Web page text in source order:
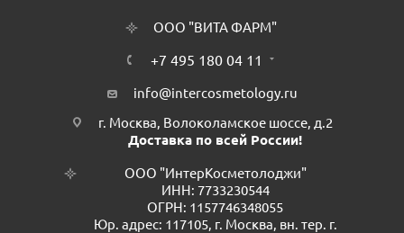
ООО "ВИТА ФАРМ"
+7 495 180 04 11
info@intercosmetology.ru
г. Москва, Волоколамское шоссе, д.2
Доставка по всей России!
ООО "ИнтерКосметолоджи"
ИНН: 7733230544
ОГРН: 1157746348055
Юр. адрес: 117105, г. Москва, вн. тер. г.